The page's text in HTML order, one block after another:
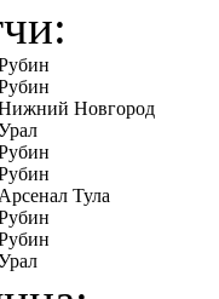
Новгород
Арсенал Тула